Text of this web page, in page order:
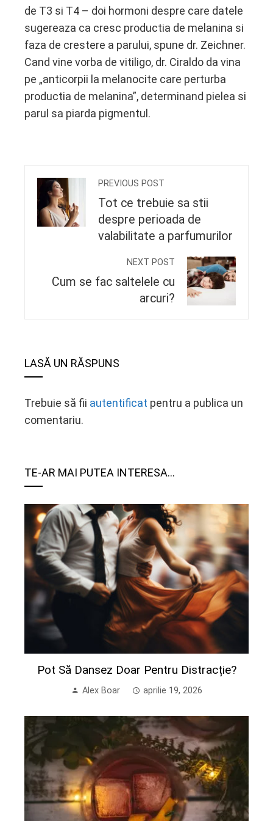
de T3 si T4 – doi hormoni despre care datele
sugereaza ca cresc productia de melanina si
faza de crestere a parului, spune dr. Zeichner.
Cand vine vorba de vitiligo, dr. Ciraldo da vina
pe „anticorpii la melanocite care perturba
productia de melanina”, determinand pielea si
parul sa piarda pigmentul.
PREVIOUS POST
Tot ce trebuie sa stii
despre perioada de
valabilitate a parfumurilor
NEXT POST
Cum se fac saltelele cu
arcuri?
LASĂ UN RĂSPUNS
Trebuie să fii autentificat pentru a publica un
comentariu.
TE-AR MAI PUTEA INTERESA...
Pot Să Dansez Doar Pentru Distracție?
Alex Boar aprilie 19, 2026